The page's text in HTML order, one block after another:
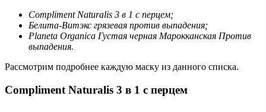
Compliment Naturalis 3 в 1 с перцем;
Белита-Витэкс грязевая против выпадения;
Planeta Organica Густая черная Марокканская Против
выпадения.
Рассмотрим подробнее каждую маску из данного списка.
Compliment Naturalis 3 в 1 с перцем